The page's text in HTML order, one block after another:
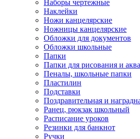
Наборы чертежные
Наклейки
Ножи канцелярские
Ножницы канцелярские
Обложки для документов
Обложки школьные
Папки
Папки для рисования и
Пеналы, школьные папки
Пластилин
Подставки
Поздравительная и
Ранец, рюкзак школьный
Расписание уроков
Резинки для банкнот
Ручки